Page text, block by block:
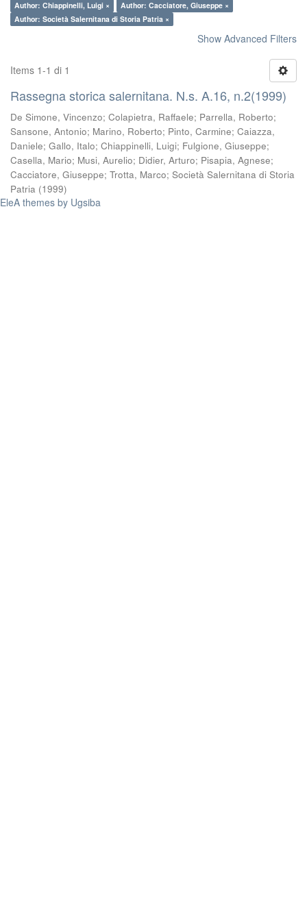
Author: Chiappinelli, Luigi ×
Author: Cacciatore, Giuseppe ×
Author: Società Salernitana di Storia Patria ×
Show Advanced Filters
Items 1-1 di 1
Rassegna storica salernitana. N.s. A.16, n.2(1999)
De Simone, Vincenzo; Colapietra, Raffaele; Parrella, Roberto;
Sansone, Antonio; Marino, Roberto; Pinto, Carmine; Caiazza,
Daniele; Gallo, Italo; Chiappinelli, Luigi; Fulgione, Giuseppe;
Casella, Mario; Musi, Aurelio; Didier, Arturo; Pisapia, Agnese;
Cacciatore, Giuseppe; Trotta, Marco; Società Salernitana di Storia
Patria (1999)
EleA themes by Ugsiba